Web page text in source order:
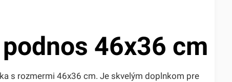
46x36 cm
s rozmermi 46x36 cm. Je skvelým doplnkom pre